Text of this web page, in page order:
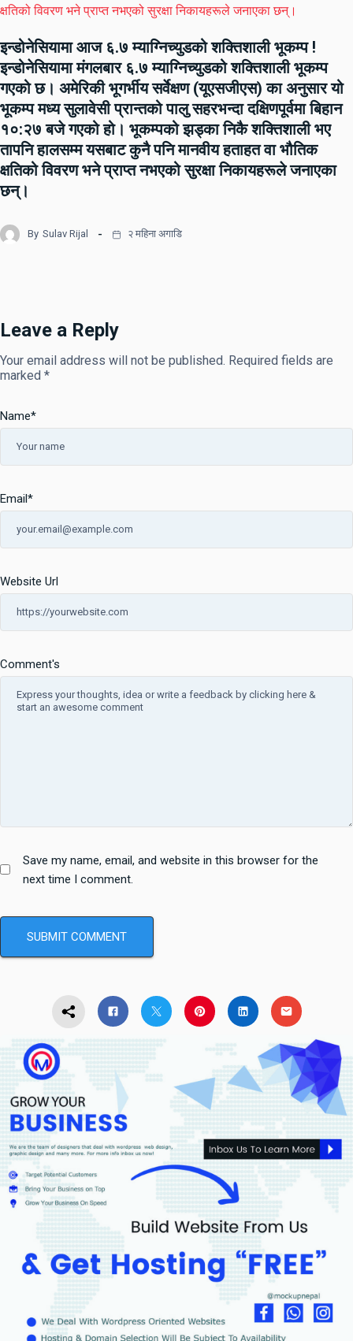
इन्डोनेसियामा आज ६.७ म्याग्निच्युडको शक्तिशाली भूकम्प !
इन्डोनेसियामा मंगलबार ६.७ म्याग्निच्युडको शक्तिशाली भूकम्प
गएको छ। अमेरिकी भूगर्भीय सर्वेक्षण (यूएसजीएस) का अनुसार यो
भूकम्प मध्य सुलावेसी प्रान्तको पालु सहरभन्दा दक्षिणपूर्वमा बिहान
१०:२७ बजे गएको हो। भूकम्पको झड्का निकै शक्तिशाली भए
तापनि हालसम्म यसबाट कुनै पनि मानवीय हताहत वा भौतिक
क्षतिको विवरण भने प्राप्त नभएको सुरक्षा निकायहरूले जनाएका
छन्।
By Sulav Rijal २ महिना अगाडि
Leave a Reply
Your email address will not be published. Required fields are
marked *
Comment's
Name*
Email*
Website Url
Save my name, email, and website in this browser for the
next time I comment.